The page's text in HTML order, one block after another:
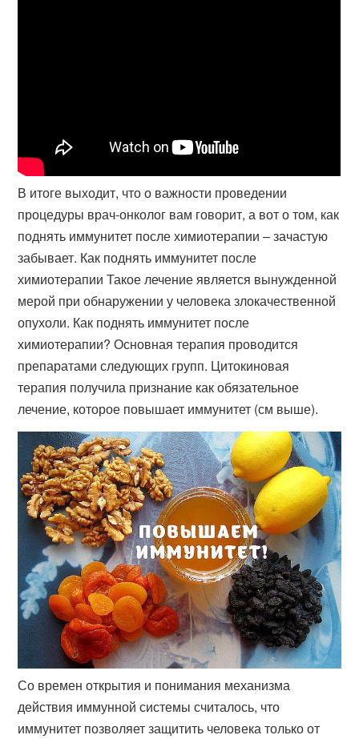
В итоге выходит, что о важности проведении
процедуры врач-онколог вам говорит, а вот о том, как
поднять иммунитет после химиотерапии – зачастую
забывает. Как поднять иммунитет после
химиотерапии Такое лечение является вынужденной
мерой при обнаружении у человека злокачественной
опухоли. Как поднять иммунитет после
химиотерапии? Основная терапия проводится
препаратами следующих групп. Цитокиновая
терапия получила признание как обязательное
лечение, которое повышает иммунитет (см выше).
Со времен открытия и понимания механизма
действия иммунной системы считалось, что
иммунитет позволяет защитить человека только от